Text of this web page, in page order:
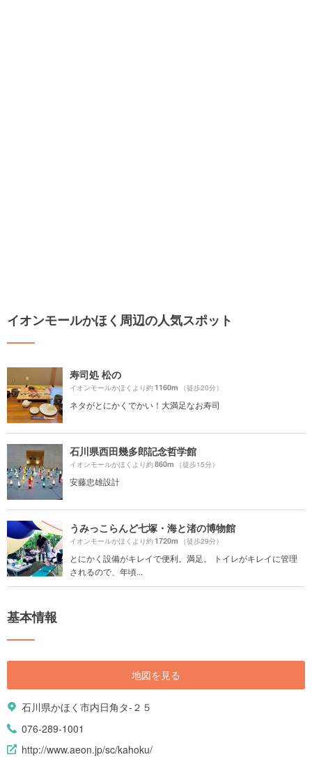
イオンモールかほく周辺の人気スポット
寿司処 松の
イオンモールかほくより約1160m （徒歩20分）
ネタがとにかくでかい！大満足なお寿司
石川県西田幾多郎記念哲学館
イオンモールかほくより約860m （徒歩15分）
安藤忠雄設計
うみっこらんど七塚・海と渚の博物館
イオンモールかほくより約1720m （徒歩29分）
とにかく設備がキレイで便利。満足。 トイレがキレイに管理
されるので、年頃...
基本情報
地図を見る
石川県かほく市内日角タ-２５
076-289-1001
http://www.aeon.jp/sc/kahoku/